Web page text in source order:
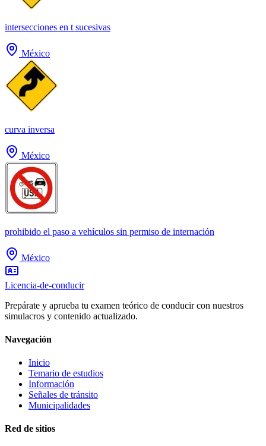
intersecciones en t sucesivas
México
curva inversa
México
prohibido el paso a vehículos sin permiso de internación
México
Licencia-de-conducir
Prepárate y aprueba tu examen teórico de conducir con nuestros
simulacros y contenido actualizado.
Navegación
Inicio
Temario de estudios
Información
Señales de tránsito
Municipalidades
Red de sitios